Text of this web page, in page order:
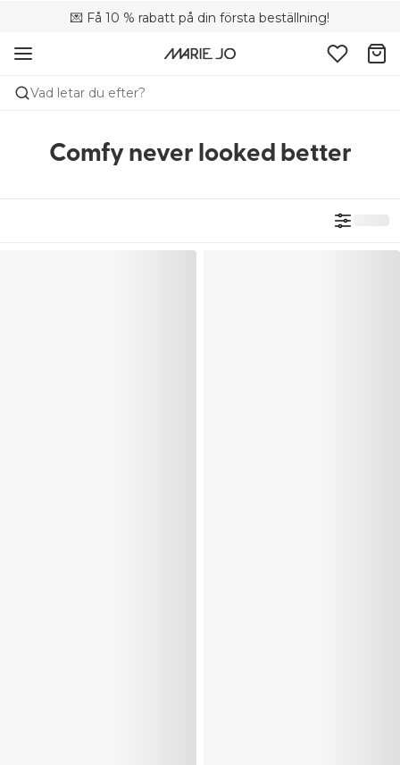
💌 Få 10 % rabatt på din första beställning!
🚚 Fri leverans vid köp över 699 SEK
📦 Kostnadsfria returer
Vad letar du efter?
Comfy never looked better